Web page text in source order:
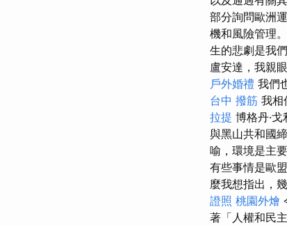
部分詢問歐洲
機和風險管理。
生的悲劇是我
盧安達，我親
戶外婚禮 我們
台中 撥筋 我相
拉提 博格丹·戈
與黑山共和國
喻，環境是主
有些事情是歐
麼我想指出，
證照 桃園外燴
著「人權和民